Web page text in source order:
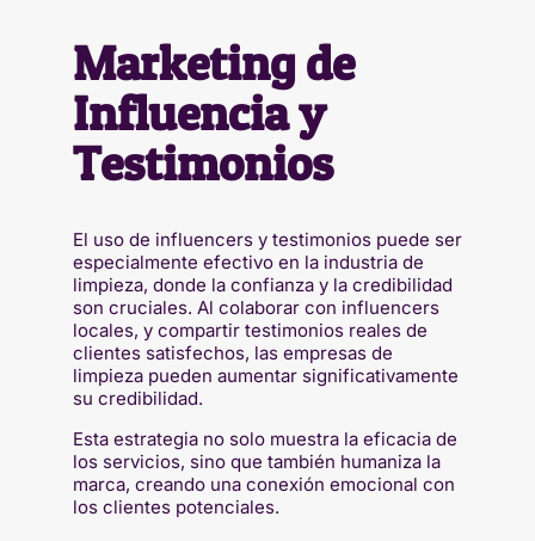
Marketing de
Influencia y
Testimonios
El uso de influencers y testimonios puede ser
especialmente efectivo en la industria de
limpieza, donde la confianza y la credibilidad
son cruciales. Al colaborar con influencers
locales, y compartir testimonios reales de
clientes satisfechos, las empresas de
limpieza pueden aumentar significativamente
su credibilidad.
Esta estrategia no solo muestra la eficacia de
los servicios, sino que también humaniza la
marca, creando una conexión emocional con
los clientes potenciales.